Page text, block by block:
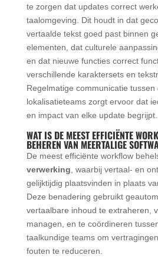
te zorgen dat updates correct
taalomgeving. Dit houdt in dat
vertaalde tekst goed past binnen
elementen, dat culturele
en dat nieuwe functies correct
verschillende karaktersets en
Regelmatige communicatie tussen
lokalisatieteams zorgt ervoor dat
en impact van elke update begrijpt.
WAT IS DE MEEST EFFICIËNTE
BEHEREN VAN MEERTALIGE
De meest efficiënte workflow
verwerking , waarbij vertaal- en
gelijktijdig plaatsvinden in plaats
Deze benadering gebruikt
vertaalbare inhoud te extraheren,
managen, en te coördineren
taalkundige teams om
fouten te reduceren.